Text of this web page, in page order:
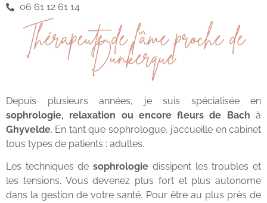
06 61 12 61 14
Thérapeute de l'âme proche de
Dunkerque
Depuis plusieurs années, je suis spécialisée en
sophrologie, relaxation ou encore fleurs de Bach à
Ghyvelde. En tant que sophrologue, j’accueille en cabinet
tous types de patients : adultes.
Les techniques desophrologie dissipent les troubles et
les tensions. Vous devenez plus fort et plus autonome
dans la gestion de votre santé. Pour être au plus près de